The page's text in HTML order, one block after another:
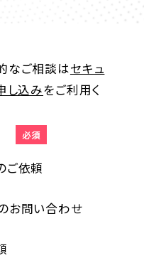
なご相談はセキュ
し込みをご利用く
必須
ご依頼
お問い合わせ